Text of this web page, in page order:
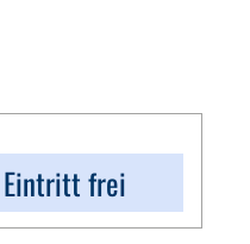
Eintritt frei